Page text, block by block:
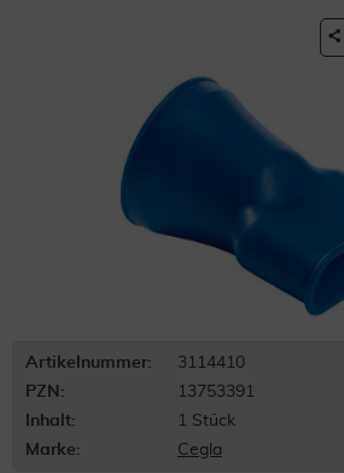
Artikelnummer:
3114410
PZN:
13753391
Inhalt:
1 Stück
Marke:
Cegla